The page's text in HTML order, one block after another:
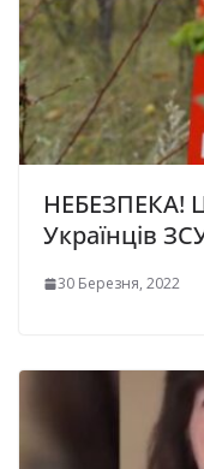
НЕБЕЗПЕКА!
Українців
30 Березня, 2022